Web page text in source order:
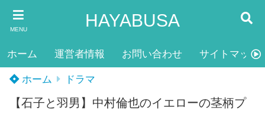
MENU HAYABUSA
ホーム 運営者情報 お問い合わせ サイトマップ
ホーム ドラマ
【石子と羽男】中村倫也のイエローの茎柄プ